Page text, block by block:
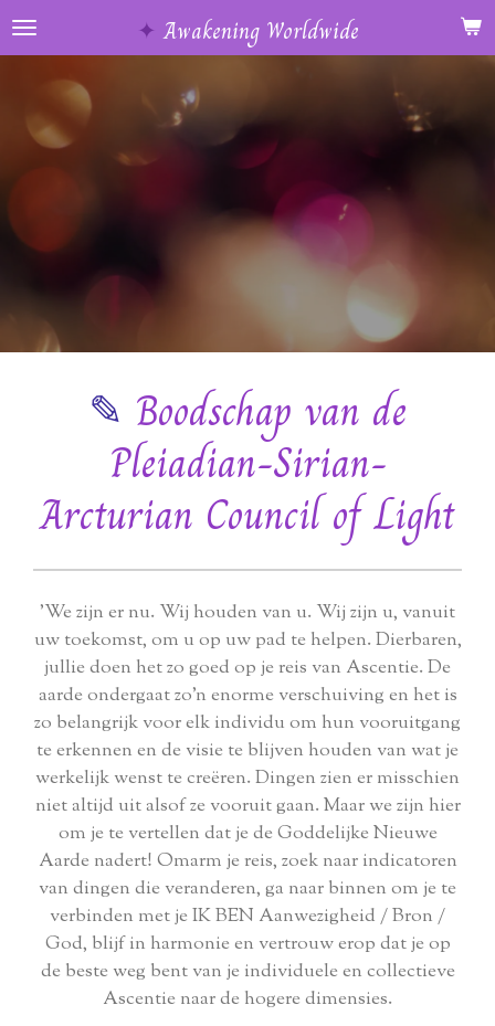
Ga
direct
hoofdinhoud
✦ Awakening Worldwide
✎ Boodschap van de
Pleiadian-Sirian-
Arcturian Council of Light
'We zijn er nu. Wij houden van u. Wij zijn u, vanuit
uw toekomst, om u op uw pad te helpen. Dierbaren,
jullie doen het zo goed op je reis van Ascentie. De
aarde ondergaat zo'n enorme verschuiving en het is
zo belangrijk voor elk individu om hun vooruitgang
te erkennen en de visie te blijven houden van wat je
werkelijk wenst te creëren. Dingen zien er misschien
niet altijd uit alsof ze vooruit gaan. Maar we zijn hier
om je te vertellen dat je de Goddelijke Nieuwe
Aarde nadert! Omarm je reis, zoek naar indicatoren
van dingen die veranderen, ga naar binnen om je te
verbinden met je IK BEN Aanwezigheid / Bron /
God, blijf in harmonie en vertrouw erop dat je op
de beste weg bent van je individuele en collectieve
Ascentie naar de hogere dimensies.